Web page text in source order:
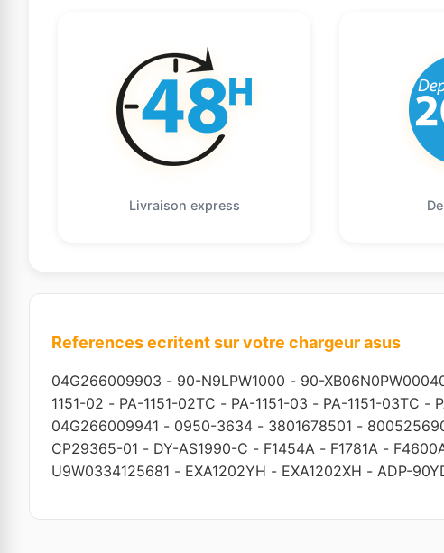
Livraison express
References ecritent sur votre chargeur asus
04G266009903 - 90-N9LPW1000 - 90-
1151-02 - PA-1151-02TC - PA-1151-03 - PA-1151-03TC -
04G266009941 - 0950-3634 - 3801678501 -
CP29365-01 - DY-AS1990-C - F1454A - F1781A -
U9W0334125681 - EXA1202YH - EXA1202XH - ADP-